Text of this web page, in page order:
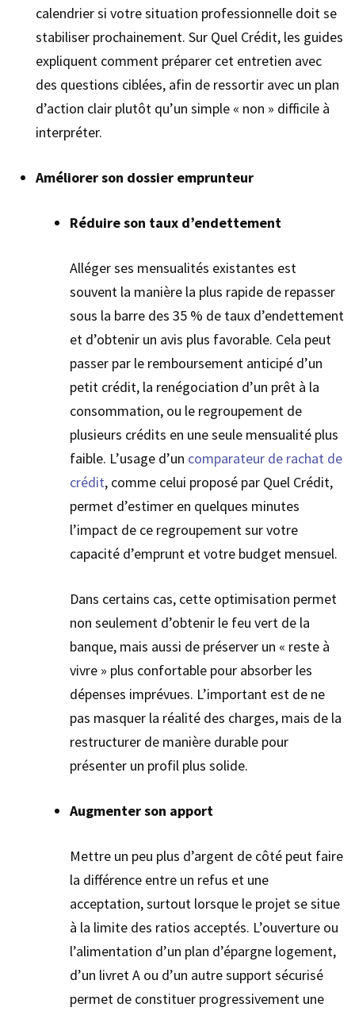
calendrier si votre situation professionnelle doit se
stabiliser prochainement. Sur Quel Crédit, les guides
expliquent comment préparer cet entretien avec
des questions ciblées, afin de ressortir avec un plan
d’action clair plutôt qu’un simple « non » difficile à
interpréter.
Améliorer son dossier emprunteur
Réduire son taux d’endettement
Alléger ses mensualités existantes est
souvent la manière la plus rapide de repasser
sous la barre des 35 % de taux d’endettement
et d’obtenir un avis plus favorable. Cela peut
passer par le remboursement anticipé d’un
petit crédit, la renégociation d’un prêt à la
consommation, ou le regroupement de
plusieurs crédits en une seule mensualité plus
faible. L’usage d’un comparateur de rachat de
crédit, comme celui proposé par Quel Crédit,
permet d’estimer en quelques minutes
l’impact de ce regroupement sur votre
capacité d’emprunt et votre budget mensuel.
Dans certains cas, cette optimisation permet
non seulement d’obtenir le feu vert de la
banque, mais aussi de préserver un « reste à
vivre » plus confortable pour absorber les
dépenses imprévues. L’important est de ne
pas masquer la réalité des charges, mais de la
restructurer de manière durable pour
présenter un profil plus solide.
Augmenter son apport
Mettre un peu plus d’argent de côté peut faire
la différence entre un refus et une
acceptation, surtout lorsque le projet se situe
à la limite des ratios acceptés. L’ouverture ou
l’alimentation d’un plan d’épargne logement,
d’un livret A ou d’un autre support sécurisé
permet de constituer progressivement une